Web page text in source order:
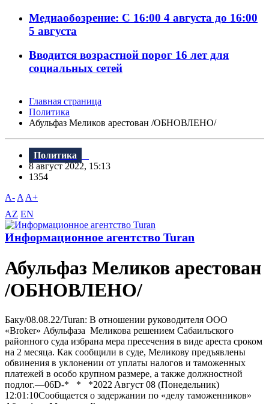
Медиаобозрение: С 16:00 4 августа до 16:00
5 августа
Вводится возрастной порог 16 лет для
социальных сетей
Главная страница
Политика
Абульфаз Меликов арестован /ОБНОВЛЕНО/
Политика
8 август 2022, 15:13
1354
A- A A+
AZ EN
Информационное агентство Turan
Абульфаз Меликов арестован
/ОБНОВЛЕНО/
Баку/08.08.22/Turan: В отношении руководителя ООО
«Broker» Абульфаза Меликова решением Сабаильского
районного суда избрана мера пресечения в виде ареста сроком
на 2 месяца. Как сообщили в суде, Меликову предъявлены
обвинения в уклонении от уплаты налогов и таможенных
платежей в особо крупном размере, а также должностной
подлог.—06D-* * *2022 Aвгуст 08 (Понедельник)
12:01:10Сообщается о задержании по «делу таможенников»